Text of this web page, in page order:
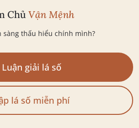
Chủ Vận Mệnh
sàng thấu hiểu chính mình?
Luận giải lá số
lá số miễn phí